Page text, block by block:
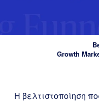
Growth
Η βελτιστοποίηση